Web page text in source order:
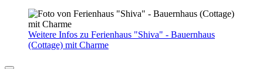
Weitere Infos zu Ferienhaus "Shiva" - Bauernhaus
(Cottage) mit Charme